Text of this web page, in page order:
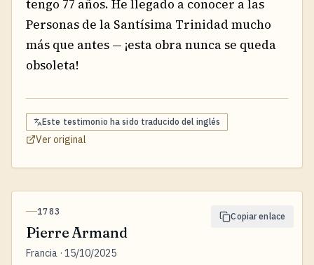
tengo 77 años. He llegado a conocer a las
Personas de la Santísima Trinidad mucho
más que antes — ¡esta obra nunca se queda
obsoleta!
Este testimonio ha sido traducido del inglés
Ver original
1783
Pierre Armand
Francia · 15/10/2025
Copiar enlace